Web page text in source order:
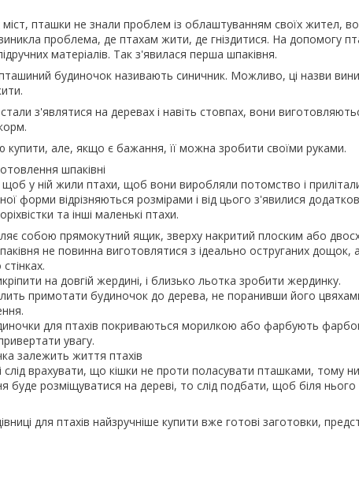
пташки не знали проблем із облаштуванням своїх жител,
проблема, де птахам жити, де гніздитися. На допомогу
матеріалів. Так з'явилася перша шпаківня.
будиночок називають синичник. Можливо, ці назви
з'являтися на деревах і навіть стовпах, вони
купити, але, якщо є бажання, її можна зробити своїми руками.
шпаківні
у ній жили птахи, щоб вони виробляли потомство і
форми відрізняються розмірами і від цього з'явилися
та інші маленькі птахи.
собою прямокутний ящик, зверху накритий плоским або
не повинна виготовлятися з ідеально оструганих дощок,
на довгій жердині, і близько льотка зробити жердинку.
примотати будиночок до дерева, не поранивши його
для птахів покриваються морилкою або фарбують
увагу.
залежить життя птахів
слід врахувати, що кішки не проти поласувати пташками,
буде розміщуватися на дереві, то слід подбати, щоб біля
для птахів найзручніше купити вже готові заготовки,